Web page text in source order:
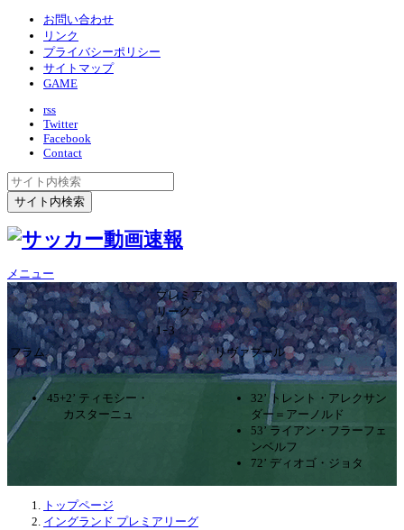
お問い合わせ
リンク
プライバシーポリシー
サイトマップ
GAME
rss
Twitter
Facebook
Contact
メニュー
プレミア
リーグ
1ｰ3
フラム
リヴァプール
45+2’ ティモシー・
カスターニュ
32’ トレント・アレクサン
ダー＝アーノルド
53’ ライアン・フラーフェ
ンベルフ
72’ ディオゴ・ジョタ
トップページ
イングランド プレミアリーグ